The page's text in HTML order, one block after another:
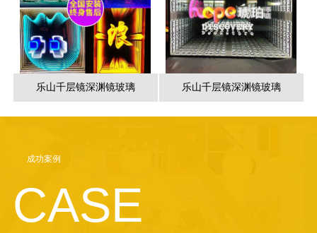
乐山千层镜深渊镜玻璃 乐山千层镜深渊镜玻璃
成功案例
CASE